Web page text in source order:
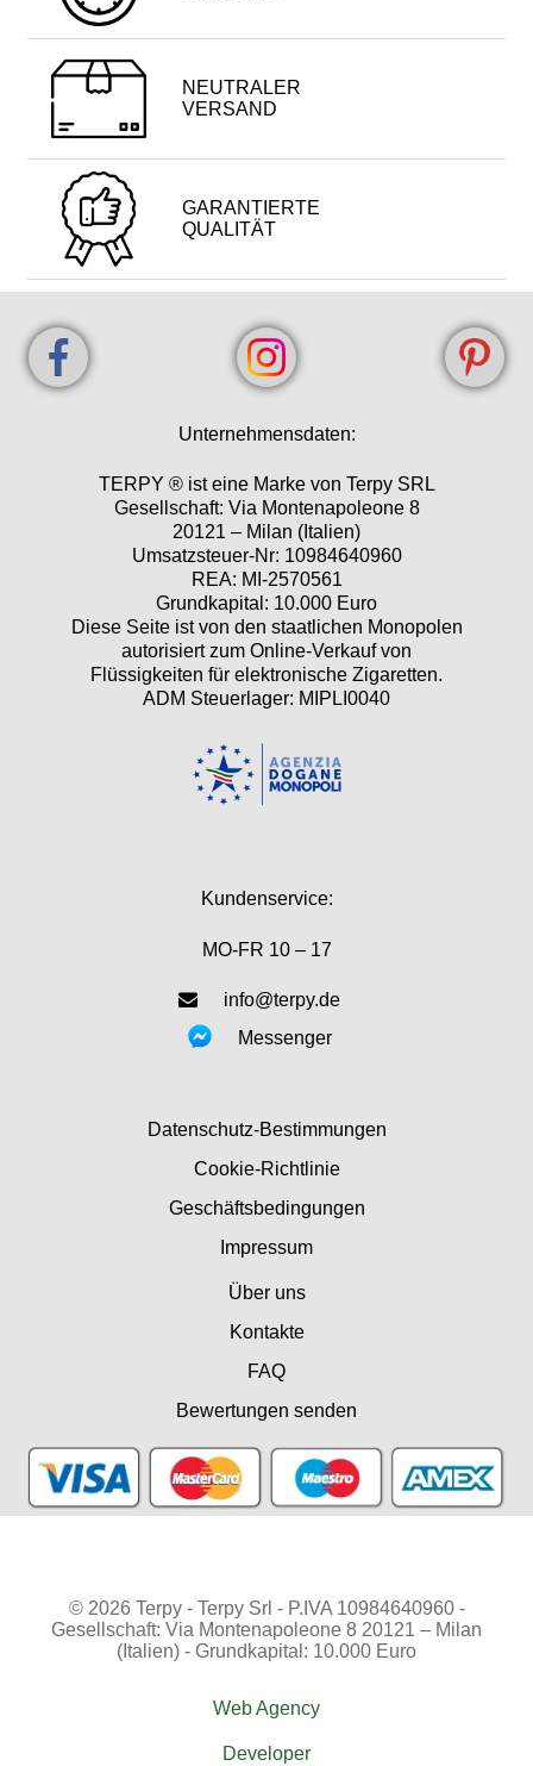
NEUTRALER
VERSAND
GARANTIERTE
QUALITÄT
Unternehmensdaten:
TERPY ® ist eine Marke von Terpy SRL
Gesellschaft: Via Montenapoleone 8
20121 – Milan (Italien)
Umsatzsteuer-Nr: 10984640960
REA: MI-2570561
Grundkapital: 10.000 Euro
Diese Seite ist von den staatlichen Monopolen
autorisiert zum Online-Verkauf von
Flüssigkeiten für elektronische Zigaretten.
ADM Steuerlager: MIPLI0040
Kundenservice:
MO-FR 10 – 17
info@terpy.de
Messenger
Datenschutz-Bestimmungen
Cookie-Richtlinie
Geschäftsbedingungen
Impressum
Über uns
Kontakte
FAQ
Bewertungen senden
© 2026 Terpy - Terpy Srl - P.IVA 10984640960 -
Gesellschaft: Via Montenapoleone 8 20121 – Milan
(Italien) - Grundkapital: 10.000 Euro
Web Agency
Developer